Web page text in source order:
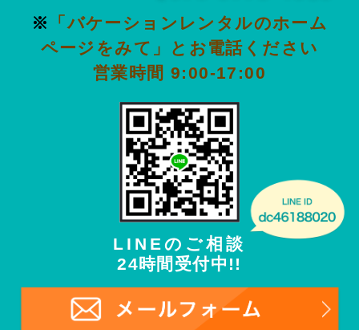
※
「バケーションレンタルのホーム
ページをみて」とお電話ください
営業時間 9:00-17:00
LINEのご相談
24時間受付中!!